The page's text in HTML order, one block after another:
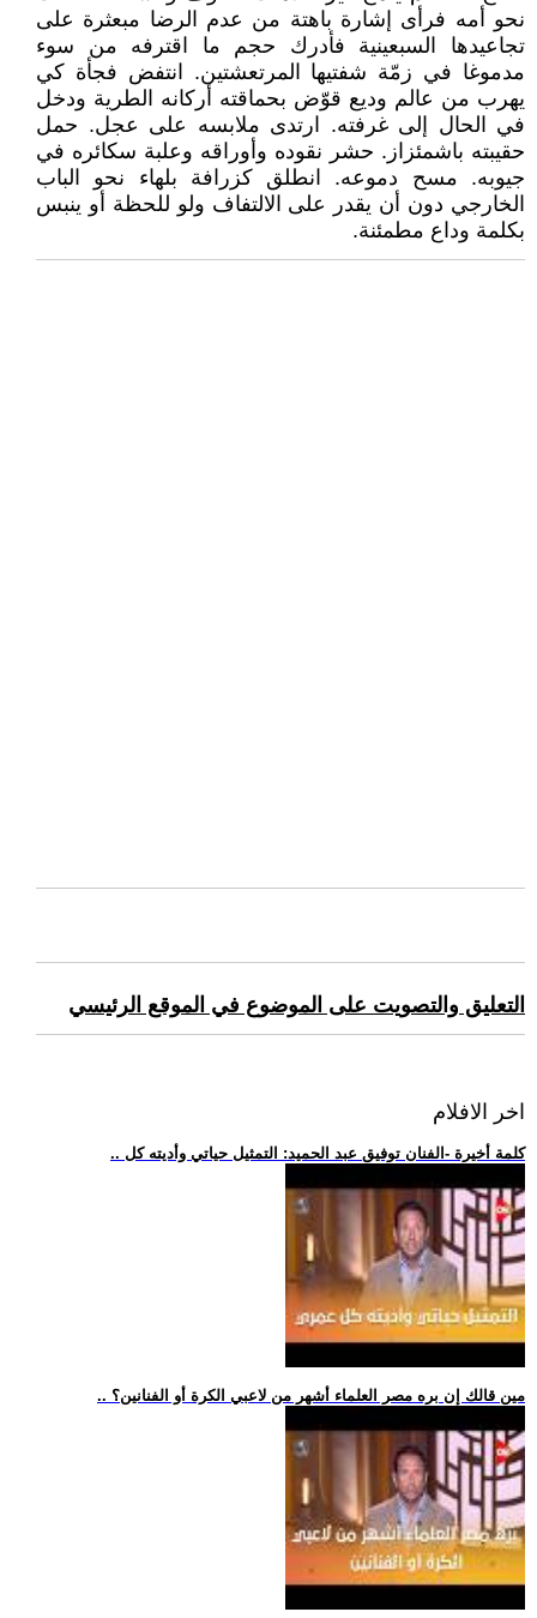
نحو أمه فرأى إشارة باهتة من عدم الرضا مبعثرة على
تجاعيدها السبعينية فأدرك حجم ما اقترفه من سوء
مدموغا في زمّة شفتيها المرتعشتين. انتفض فجأة كي
يهرب من عالم وديع قوّض بحماقته أركانه الطرية ودخل
في الحال إلى غرفته. ارتدى ملابسه على عجل. حمل
حقيبته باشمئزاز. حشر نقوده وأوراقه وعلبة سكائره في
جيوبه. مسح دموعه. انطلق كزرافة بلهاء نحو الباب
الخارجي دون أن يقدر على الالتفاف ولو للحظة أو ينبس
بكلمة وداع مطمئنة.
التعليق والتصويت على الموضوع في الموقع الرئيسي
اخر الافلام
.. كلمة أخيرة -الفنان توفيق عبد الحميد: التمثيل حياتي وأديته كل
.. مين قالك إن بره مصر العلماء أشهر من لاعبي الكرة أو الفنانين؟